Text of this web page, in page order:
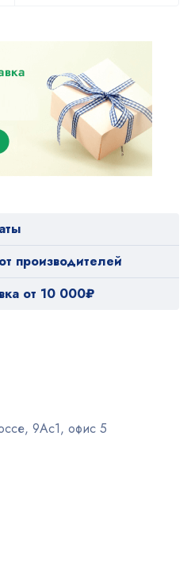
производителей
от 10 000₽
9Ас1, офис 5